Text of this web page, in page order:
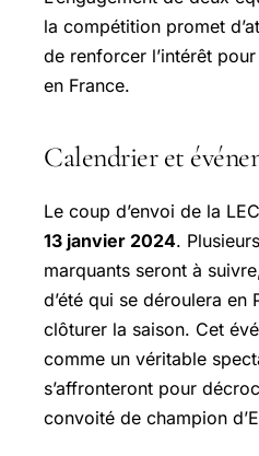
la compétition promet
de renforcer l’intérêt
en France.
Calendrier et
Le coup d’envoi de la
13 janvier 2024.
marquants seront à
d’été qui se déroulera
clôturer la saison. Cet
comme un véritable
s’affronteront pour
convoité de champion